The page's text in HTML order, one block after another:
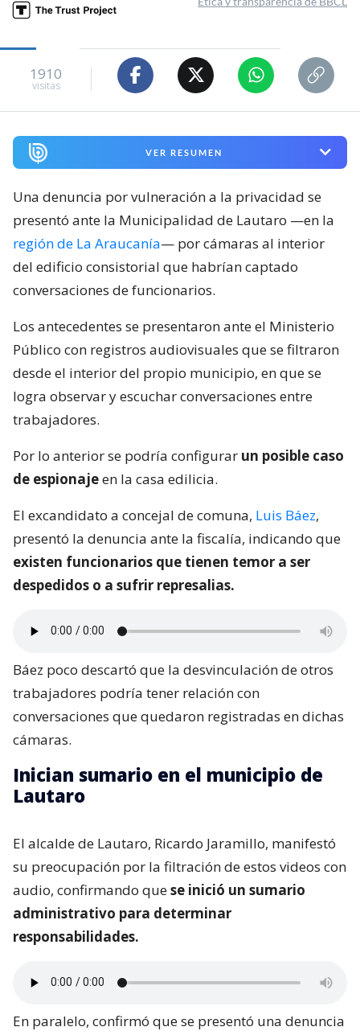
1910
visitas
VER RESUMEN
Una denuncia por vulneración a la privacidad se
presentó ante la Municipalidad de Lautaro —en la
región de La Araucanía— por cámaras al interior
del edificio consistorial que habrían captado
conversaciones de funcionarios.
Los antecedentes se presentaron ante el Ministerio
Público con registros audiovisuales que se filtraron
desde el interior del propio municipio, en que se
logra observar y escuchar conversaciones entre
trabajadores.
Por lo anterior se podría configurar un posible caso
de espionajeen la casa edilicia.
El excandidato a concejal de comuna, Luis Báez,
presentó la denuncia ante la fiscalía, indicando que
existen funcionarios que tienen temor a ser
despedidos o a sufrir represalias.
Báez poco descartó que la desvinculación de otros
trabajadores podría tener relación con
conversaciones que quedaron registradas en dichas
cámaras.
Inician sumario en el municipio de
Lautaro
El alcalde de Lautaro, Ricardo Jaramillo, manifestó
su preocupación por la filtración de estos videos con
audio, confirmando quese inició un sumario
administrativo para determinar
responsabilidades.
En paralelo, confirmó que se presentó una denuncia